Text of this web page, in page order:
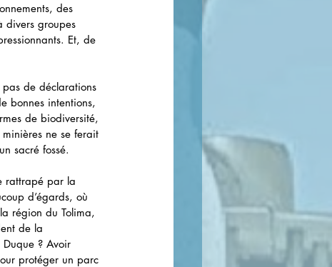
des
divers groupes
Et, de
de déclarations
bonnes intentions,
de biodiversité,
ne se ferait
sacré fossé.
rattrapé par la
d’égards, où
région du Tolima,
de la
? Avoir
protéger un parc